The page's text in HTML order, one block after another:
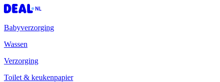
Babyverzorging
Wassen
Verzorging
Toilet & keukenpapier